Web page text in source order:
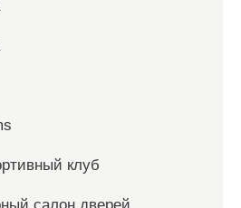
клуб